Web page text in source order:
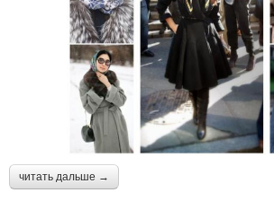
читать дальше →